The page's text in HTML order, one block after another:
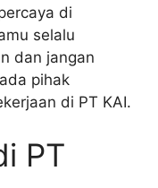
di
selalu
dan jangan
pihak
di PT KAI.
PT